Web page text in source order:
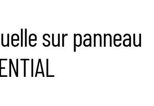
sur panneau